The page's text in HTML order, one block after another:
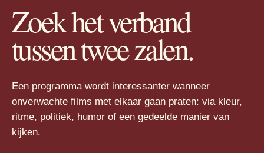
Zoek het verband
tussen twee zalen.
Een programma wordt interessanter wanneer
onverwachte films met elkaar gaan praten: via kleur,
ritme, politiek, humor of een gedeelde manier van
kijken.